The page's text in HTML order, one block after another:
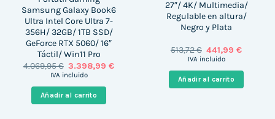
Samsung Galaxy Book6
Ultra Intel Core Ultra 7-
356H/ 32GB/ 1TB SSD/
GeForce RTX 5060/ 16″
Táctil/ Win11 Pro
4.069,95€ El
precio
era:
4.069,95 €.
3.398,99€El
IVA incluido
Añadir al carrito
27″/ 4K/ Multimedia/
Regulable en altura/
Negro y Plata
513,72€ El
precio
era:
513,72 €.
441,99€El
es:
IVA incluido
Añadir al carrito